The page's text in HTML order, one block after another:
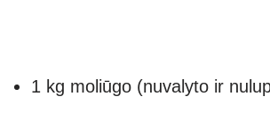
1 kg moliūgo (nuvalyto ir